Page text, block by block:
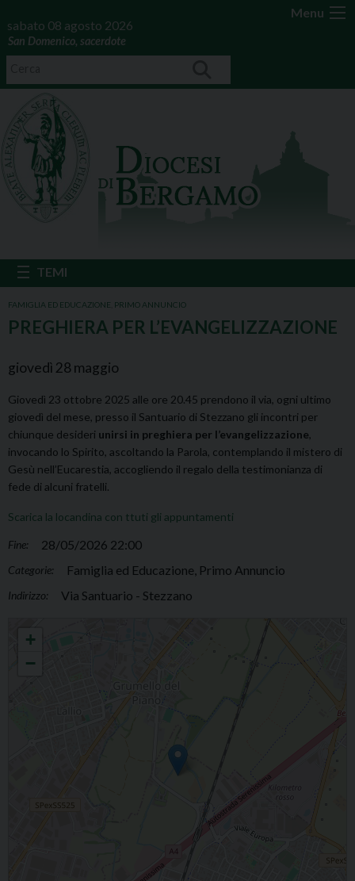
Menu
sabato 08 agosto 2026
San Domenico, sacerdote
FAMIGLIA ED EDUCAZIONE PRIMO ANNUNCIO
PREGHIERA PER L’EVANGELIZZAZIONE
giovedì 28 maggio
Giovedì 23 ottobre 2025 alle ore 20.45 prendono il via, ogni ultimo
giovedì del mese, presso il Santuario di Stezzano gli incontri per
chiunque desideri unirsi in preghiera per l’evangelizzazione
invocando lo Spirito, ascoltando la Parola, contemplando il mistero di
Gesù nell’Eucarestia, accogliendo il regalo della testimonianza di
fede di alcuni fratelli.
Scarica la locandina con ttuti gli appuntamenti
Fine: 28/05/2026 22:00
Categorie: Famiglia ed Educazione, Primo Annuncio
Indirizzo: Via Santuario - Stezzano
+
−